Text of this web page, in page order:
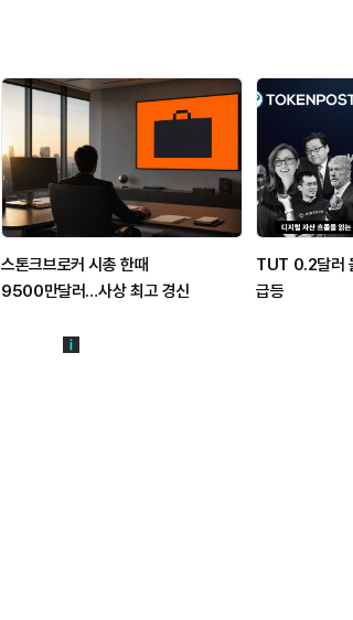
스톤크브로커 시총 한때
9500만달러…사상 최고 경신
TUT 0.2달러
급등